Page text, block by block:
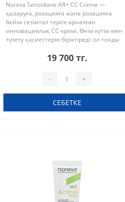
Noreva Sensidiane AR+ CC Creme —
қызаруға, розацеяға және розацеяға
бейім сезімтал теріге арналған
инновациялық СС-кремі. Өнім күтім мен
түзету қасиеттерін біріктіреді: ол тонды
және сонымен бірге олардың ауырлығы..
19 700 тг.
- +
СЕБЕТКЕ